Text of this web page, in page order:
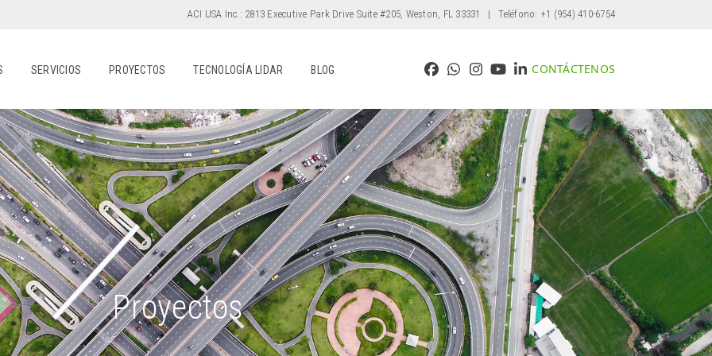
ACI USA Inc.: 2813 Executive Park Drive Suite #205, Weston, FL 33331 | Teléfono: +1 (954) 410-6754
SERVICIOS PROYECTOS TECNOLOGÍA LIDAR BLOG Facebook
Whatsapp
Instagram
YouTubeLinkedIn
CONTÁCTENOS
Proyectos